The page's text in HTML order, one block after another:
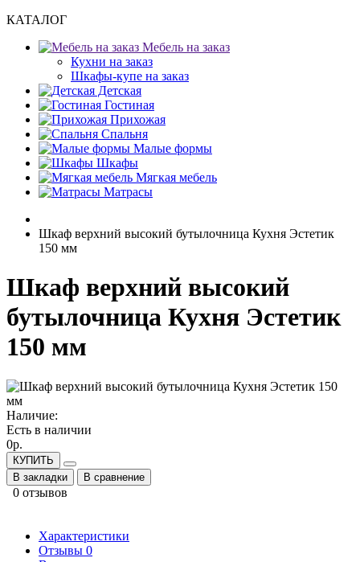
КАТАЛОГ
Мебель на заказ
Кухни на заказ
Шкафы-купе на заказ
Детская
Гостиная
Прихожая
Спальня
Малые формы
Шкафы
Мягкая мебель
Матрасы
Шкаф верхний высокий бутылочница Кухня Эстетик
150 мм
Шкаф верхний высокий
бутылочница Кухня Эстетик
150 мм
Наличие:
Есть в наличии
0р.
КУПИТЬ
В закладки
В сравнение
0 отзывов
Характеристики
Отзывы 0